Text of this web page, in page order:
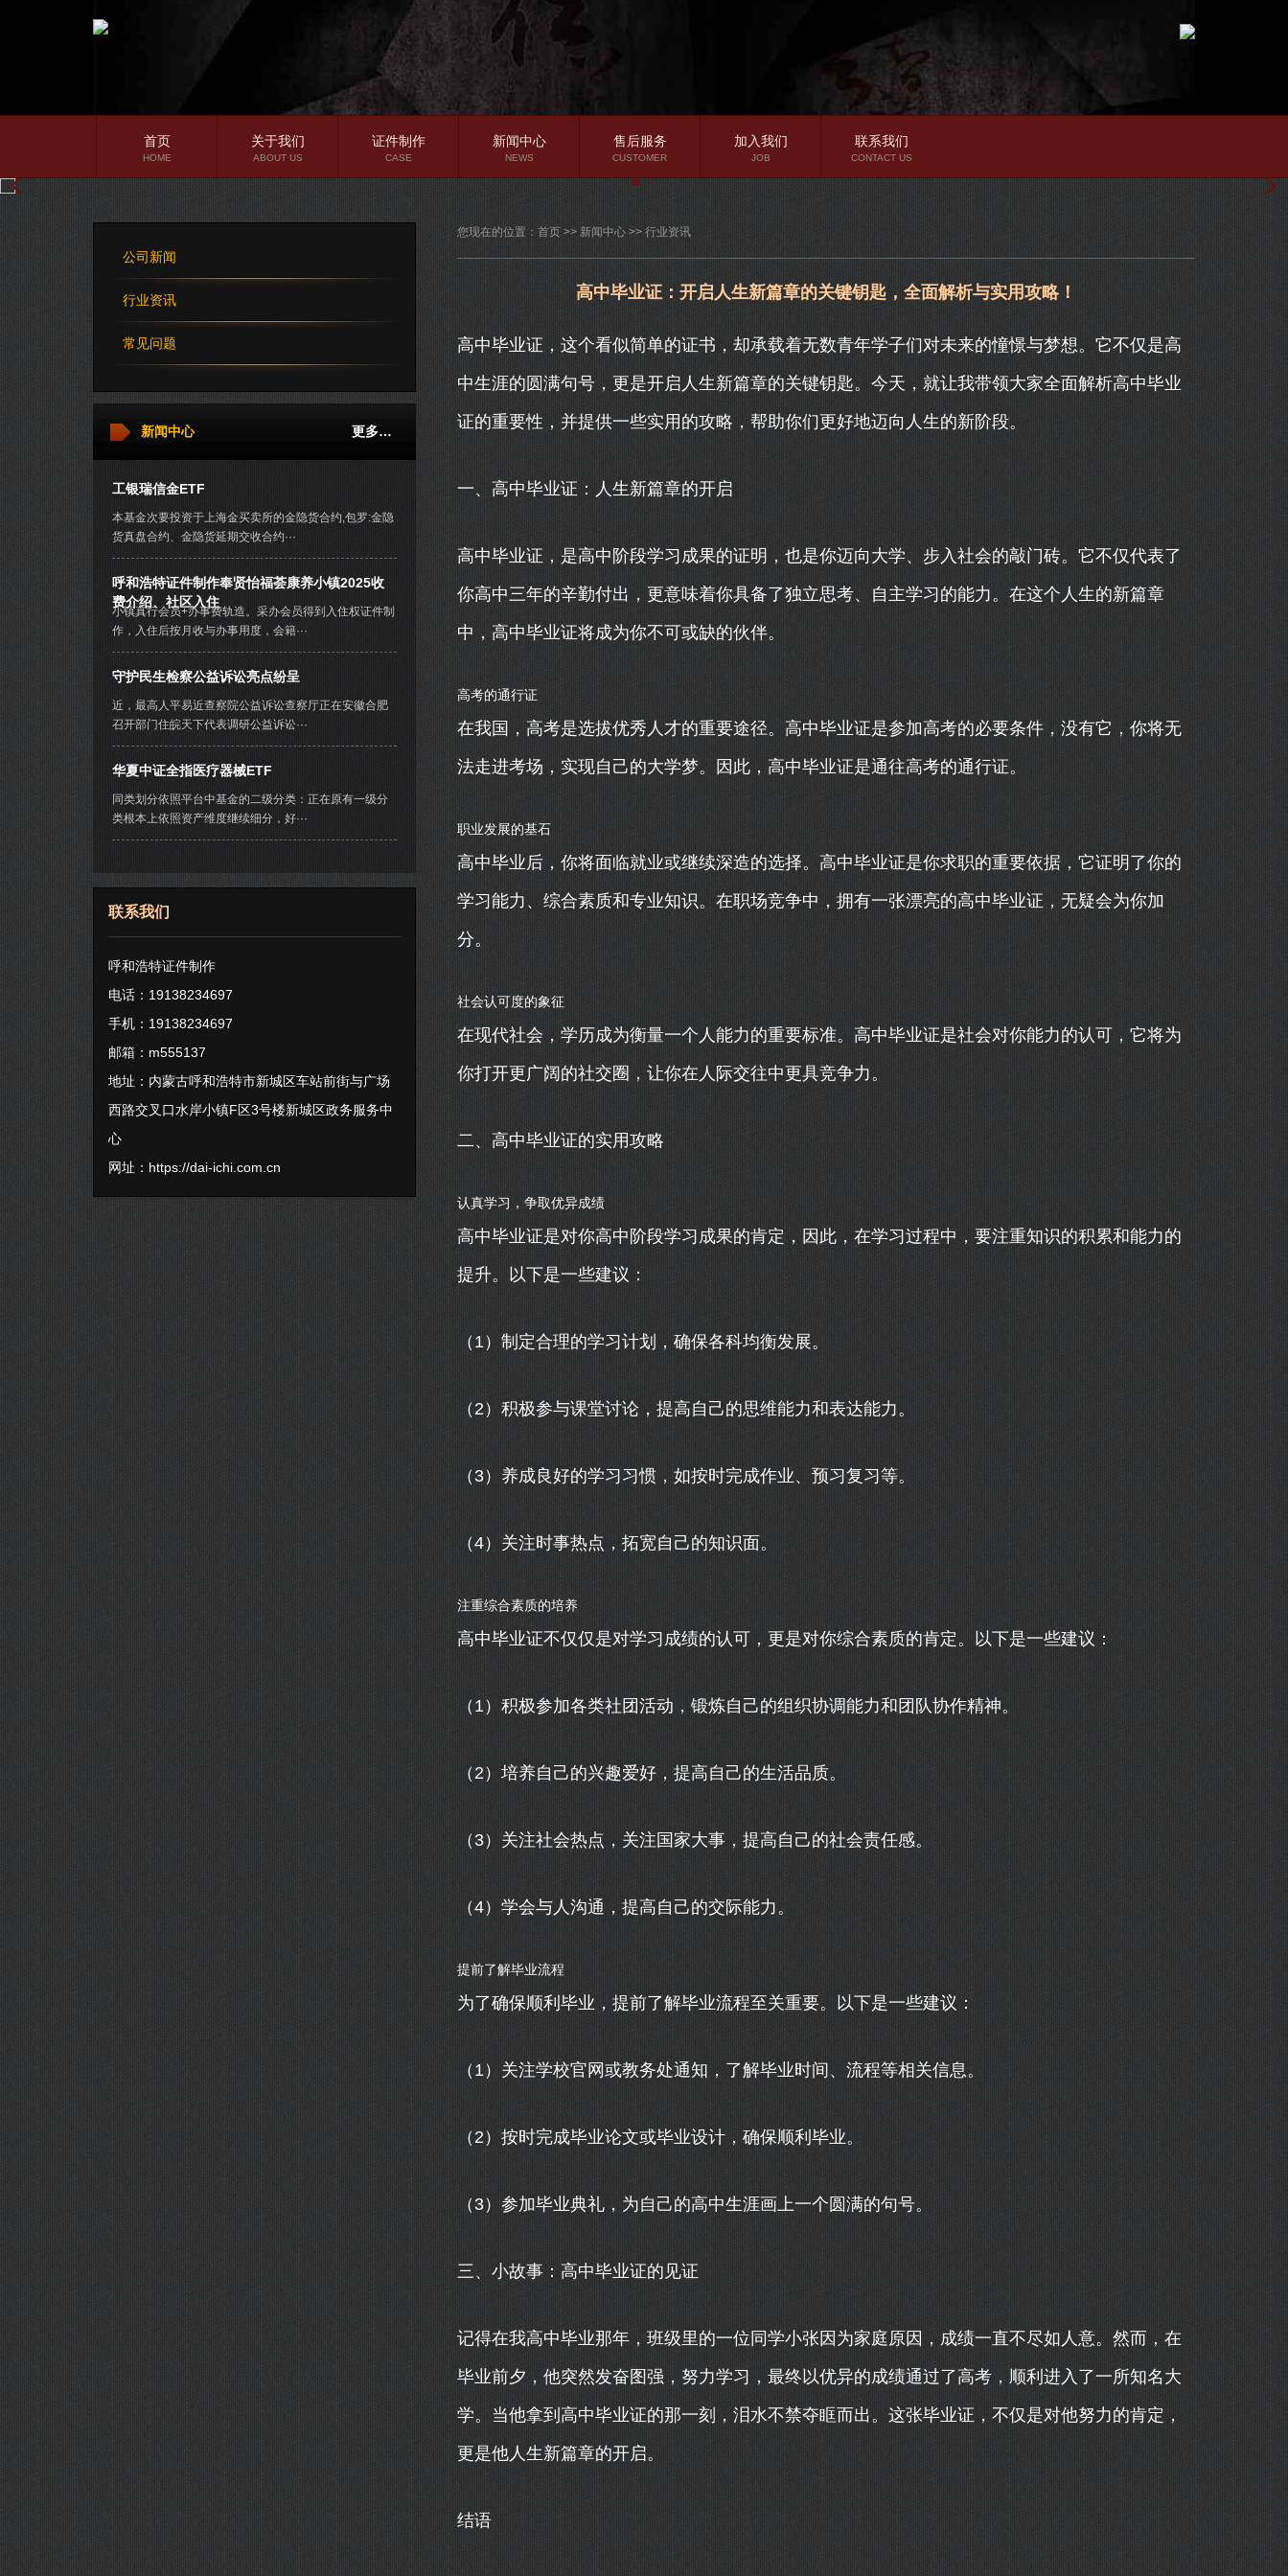
行业资讯
常见问题
首页
HOME
关于我们
ABOUT US
证件制作
CASE
新闻中心
NEWS
售后服务
CUSTOMER
加入我们
JOB
联系我们
CONTACT US
公司新闻
行业资讯
常见问题
更多…
新闻中心
工银瑞信金ETF
本基金次要投资于上海金买卖所的金隐货合约,包罗:金隐
货真盘合约、金隐货延期交收合约···
呼和浩特证件制作奉贤怡福荟康养小镇2025收
费介绍、社区入住
小镇真行会员+办事费轨造。采办会员得到入住权证件制
作，入住后按月收与办事用度，会籍···
守护民生检察公益诉讼亮点纷呈
近，最高人平易近查察院公益诉讼查察厅正在安徽合肥
召开部门住皖天下代表调研公益诉讼···
华夏中证全指医疗器械ETF
同类划分依照平台中基金的二级分类：正在原有一级分
类根本上依照资产维度继续细分，好···
联系我们
呼和浩特证件制作
电话：19138234697
手机：19138234697
邮箱：m555137
地址：内蒙古呼和浩特市新城区车站前街与广场
西路交叉口水岸小镇F区3号楼新城区政务服务中
心
网址： https://dai-ichi.com.cn
您现在的位置： 首页 >> 新闻中心 >> 行业资讯
高中毕业证：开启人生新篇章的关键钥匙，全面解析与实用攻略！
高中毕业证，这个看似简单的证书，却承载着无数青年学子们对未来的憧憬与梦想。它不仅是高
中生涯的圆满句号，更是开启人生新篇章的关键钥匙。今天，就让我带领大家全面解析高中毕业
证的重要性，并提供一些实用的攻略，帮助你们更好地迈向人生的新阶段。
一、高中毕业证：人生新篇章的开启
高中毕业证，是高中阶段学习成果的证明，也是你迈向大学、步入社会的敲门砖。它不仅代表了
你高中三年的辛勤付出，更意味着你具备了独立思考、自主学习的能力。在这个人生的新篇章
中，高中毕业证将成为你不可或缺的伙伴。
高考的通行证
在我国，高考是选拔优秀人才的重要途径。高中毕业证是参加高考的必要条件，没有它，你将无
法走进考场，实现自己的大学梦。因此，高中毕业证是通往高考的通行证。
职业发展的基石
高中毕业后，你将面临就业或继续深造的选择。高中毕业证是你求职的重要依据，它证明了你的
学习能力、综合素质和专业知识。在职场竞争中，拥有一张漂亮的高中毕业证，无疑会为你加
分。
社会认可度的象征
在现代社会，学历成为衡量一个人能力的重要标准。高中毕业证是社会对你能力的认可，它将为
你打开更广阔的社交圈，让你在人际交往中更具竞争力。
二、高中毕业证的实用攻略
认真学习，争取优异成绩
高中毕业证是对你高中阶段学习成果的肯定，因此，在学习过程中，要注重知识的积累和能力的
提升。以下是一些建议：
（1）制定合理的学习计划，确保各科均衡发展。
（2）积极参与课堂讨论，提高自己的思维能力和表达能力。
（3）养成良好的学习习惯，如按时完成作业、预习复习等。
（4）关注时事热点，拓宽自己的知识面。
注重综合素质的培养
高中毕业证不仅仅是对学习成绩的认可，更是对你综合素质的肯定。以下是一些建议：
（1）积极参加各类社团活动，锻炼自己的组织协调能力和团队协作精神。
（2）培养自己的兴趣爱好，提高自己的生活品质。
（3）关注社会热点，关注国家大事，提高自己的社会责任感。
（4）学会与人沟通，提高自己的交际能力。
提前了解毕业流程
为了确保顺利毕业，提前了解毕业流程至关重要。以下是一些建议：
（1）关注学校官网或教务处通知，了解毕业时间、流程等相关信息。
（2）按时完成毕业论文或毕业设计，确保顺利毕业。
（3）参加毕业典礼，为自己的高中生涯画上一个圆满的句号。
三、小故事：高中毕业证的见证
记得在我高中毕业那年，班级里的一位同学小张因为家庭原因，成绩一直不尽如人意。然而，在
毕业前夕，他突然发奋图强，努力学习，最终以优异的成绩通过了高考，顺利进入了一所知名大
学。当他拿到高中毕业证的那一刻，泪水不禁夺眶而出。这张毕业证，不仅是对他努力的肯定，
更是他人生新篇章的开启。
结语